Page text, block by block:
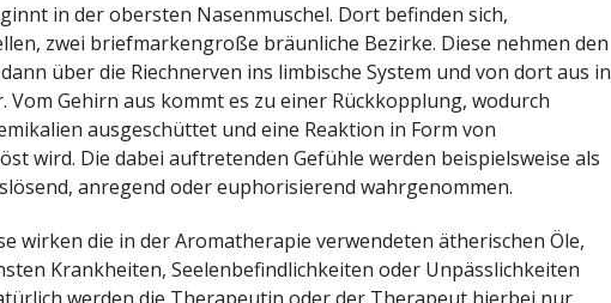
in der obersten Nasenmuschel. Dort befinden sich,
zwei briefmarkengroße bräunliche Bezirke. Diese nehmen den
über die Riechnerven ins limbische System und von dort aus in
Vom Gehirn aus kommt es zu einer Rückkopplung, wodurch
ausgeschüttet und eine Reaktion in Form von
wird. Die dabei auftretenden Gefühle werden beispielsweise als
anregend oder euphorisierend wahrgenommen.
wirken die in der Aromatherapie verwendeten ätherischen Öle,
Krankheiten, Seelenbefindlichkeiten oder Unpässlichkeiten